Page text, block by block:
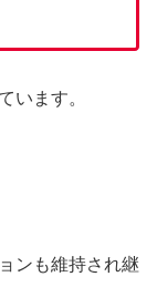
います。
ンも維持され継